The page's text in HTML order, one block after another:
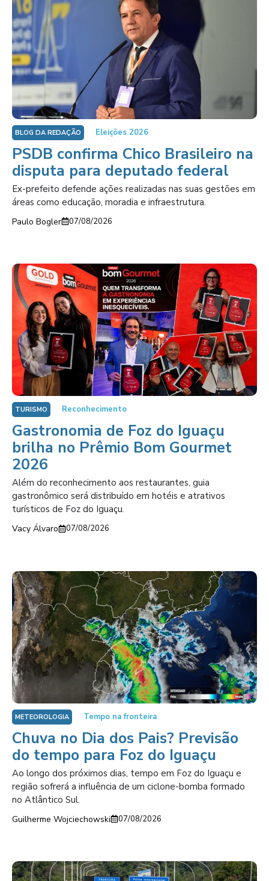
BLOG DA REDAÇÃO Eleições 2026
PSDB confirma Chico Brasileiro na
disputa para deputado federal
Ex-prefeito defende ações realizadas nas suas gestões em
áreas como educação, moradia e infraestrutura.
Paulo Bogler 07/08/2026
TURISMO Reconhecimento
Gastronomia de Foz do Iguaçu
brilha no Prêmio Bom Gourmet
2026
Além do reconhecimento aos restaurantes, guia
gastronômico será distribuído em hotéis e atrativos
turísticos de Foz do Iguaçu.
Vacy Álvaro 07/08/2026
METEOROLOGIA Tempo na fronteira
Chuva no Dia dos Pais? Previsão
do tempo para Foz do Iguaçu
Ao longo dos próximos dias, tempo em Foz do Iguaçu e
região sofrerá a influência de um ciclone-bomba formado
no Atlântico Sul.
Guilherme Wojciechowski 07/08/2026